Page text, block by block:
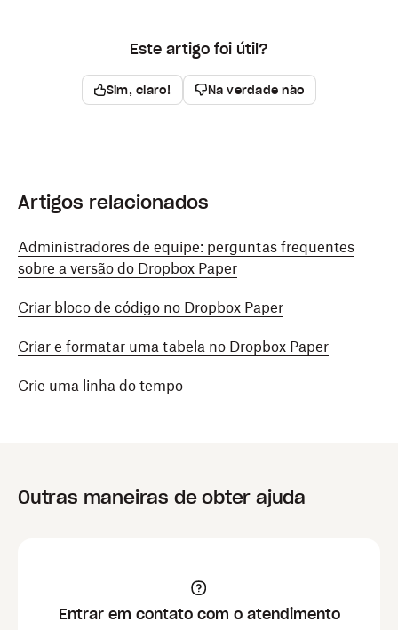
Este artigo foi útil?
Sim, claro! Na verdade não
Artigos relacionados
Administradores de equipe: perguntas frequentes
sobre a versão do Dropbox Paper
Criar bloco de código no Dropbox Paper
Criar e formatar uma tabela no Dropbox Paper
Crie uma linha do tempo
Outras maneiras de obter ajuda
Entrar em contato com o atendimento